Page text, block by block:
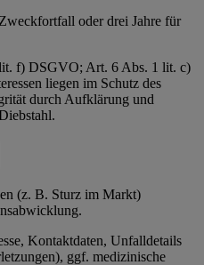
oder drei Jahre für
f) DSGVO; Art. 6 Abs. 1 lit. c)
liegen im Schutz des
durch Aufklärung und
(z. B. Sturz im Markt)
Kontaktdaten, Unfalldetails
ggf. medizinische